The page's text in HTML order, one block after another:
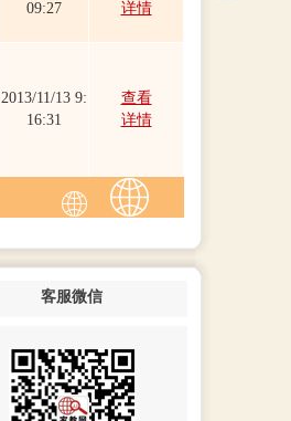
09:27
详情
2013/11/13 9:
16:31
查看
详情
客服微信